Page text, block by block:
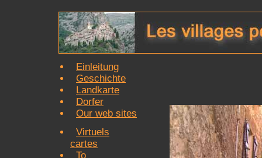
Einleitung
Geschichte
Landkarte
Dorfer
Our web sites
Virtuels
cartes
To